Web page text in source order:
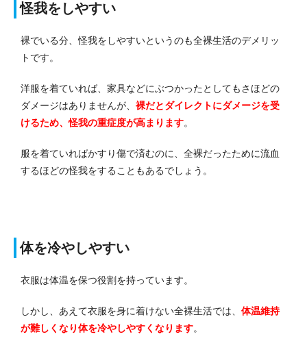
怪我をしやすい
裸でいる分、怪我をしやすいというのも全裸生活のデメリッ
トです。
洋服を着ていれば、家具などにぶつかったとしてもさほどの
ダメージはありませんが、 裸だとダイレクトにダメージを受
けるため、怪我の重症度が高まります。
服を着ていればかすり傷で済むのに、全裸だったために流血
するほどの怪我をすることもあるでしょう。
体を冷やしやすい
衣服は体温を保つ役割を持っています。
しかし、あえて衣服を身に着けない全裸生活では、 体温維持
が難しくなり体を冷やしやすくなります。